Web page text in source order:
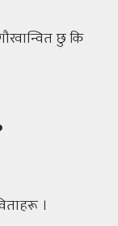
छु कि
।